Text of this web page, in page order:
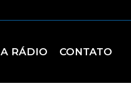
A RÁDIO CONTATO